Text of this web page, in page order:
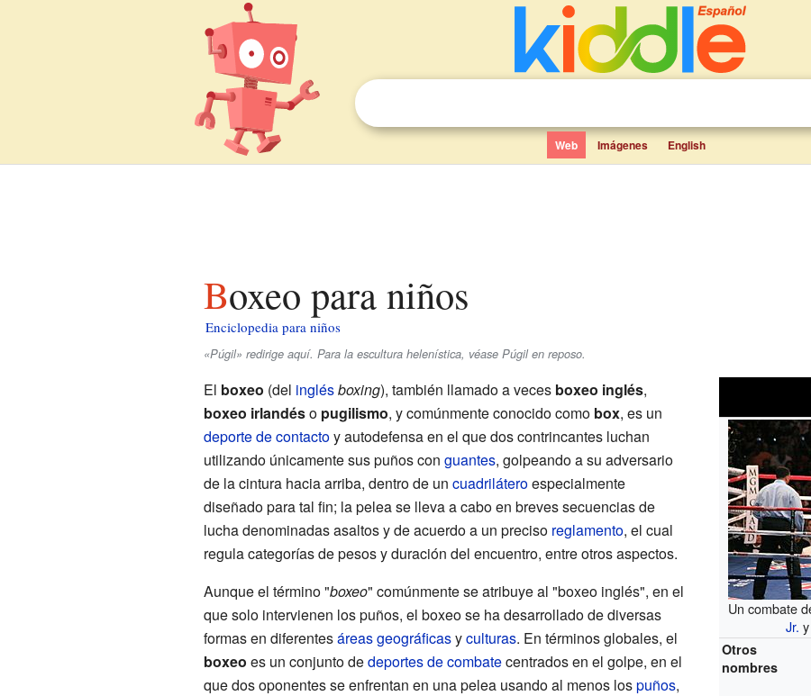
Web Imágenes English
Boxeo para niños
Enciclopedia para niños
«Púgil» redirige aquí. Para la escultura helenística, véase Púgil en reposo.
Un combate
Jr.
Otros
nombres
El boxeo (del inglésboxing), también llamado a veces boxeo inglés,
boxeo irlandéso pugilismo, y comúnmente conocido como box, es un
deporte de contactoy autodefensa en el que dos contrincantes luchan
utilizando únicamente sus puños con guantes, golpeando a su adversario
de la cintura hacia arriba, dentro de un cuadriláteroespecialmente
diseñado para tal fin; la pelea se lleva a cabo en breves secuencias de
lucha denominadas asaltos y de acuerdo a un preciso reglamento, el cual
regula categorías de pesos y duración del encuentro, entre otros aspectos.
Aunque el término "boxeo" comúnmente se atribuye al "boxeo inglés", en el
que solo intervienen los puños, el boxeo se ha desarrollado de diversas
formas en diferentesáreas geográficasyculturas. En términos globales, el
boxeo es un conjunto dedeportes de combatecentrados en el golpe, en el
que dos oponentes se enfrentan en una pelea usando al menos lospuños,